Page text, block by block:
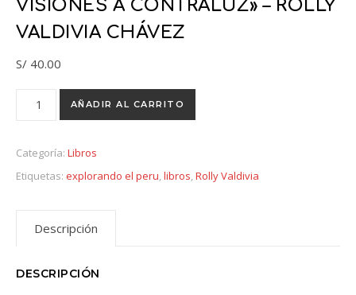
VISIONES A CONTRALUZ» – ROLLY
VALDIVIA CHÁVEZ
S/ 40.00
LIBRO "EXPLORANDO EL PERÚ, VISIONES A CONTRALUZ"
AÑADIR AL CARRITO
Categoría: Libros
Etiquetas: explorando el peru,libros,Rolly Valdivia
Descripción
DESCRIPCIÓN